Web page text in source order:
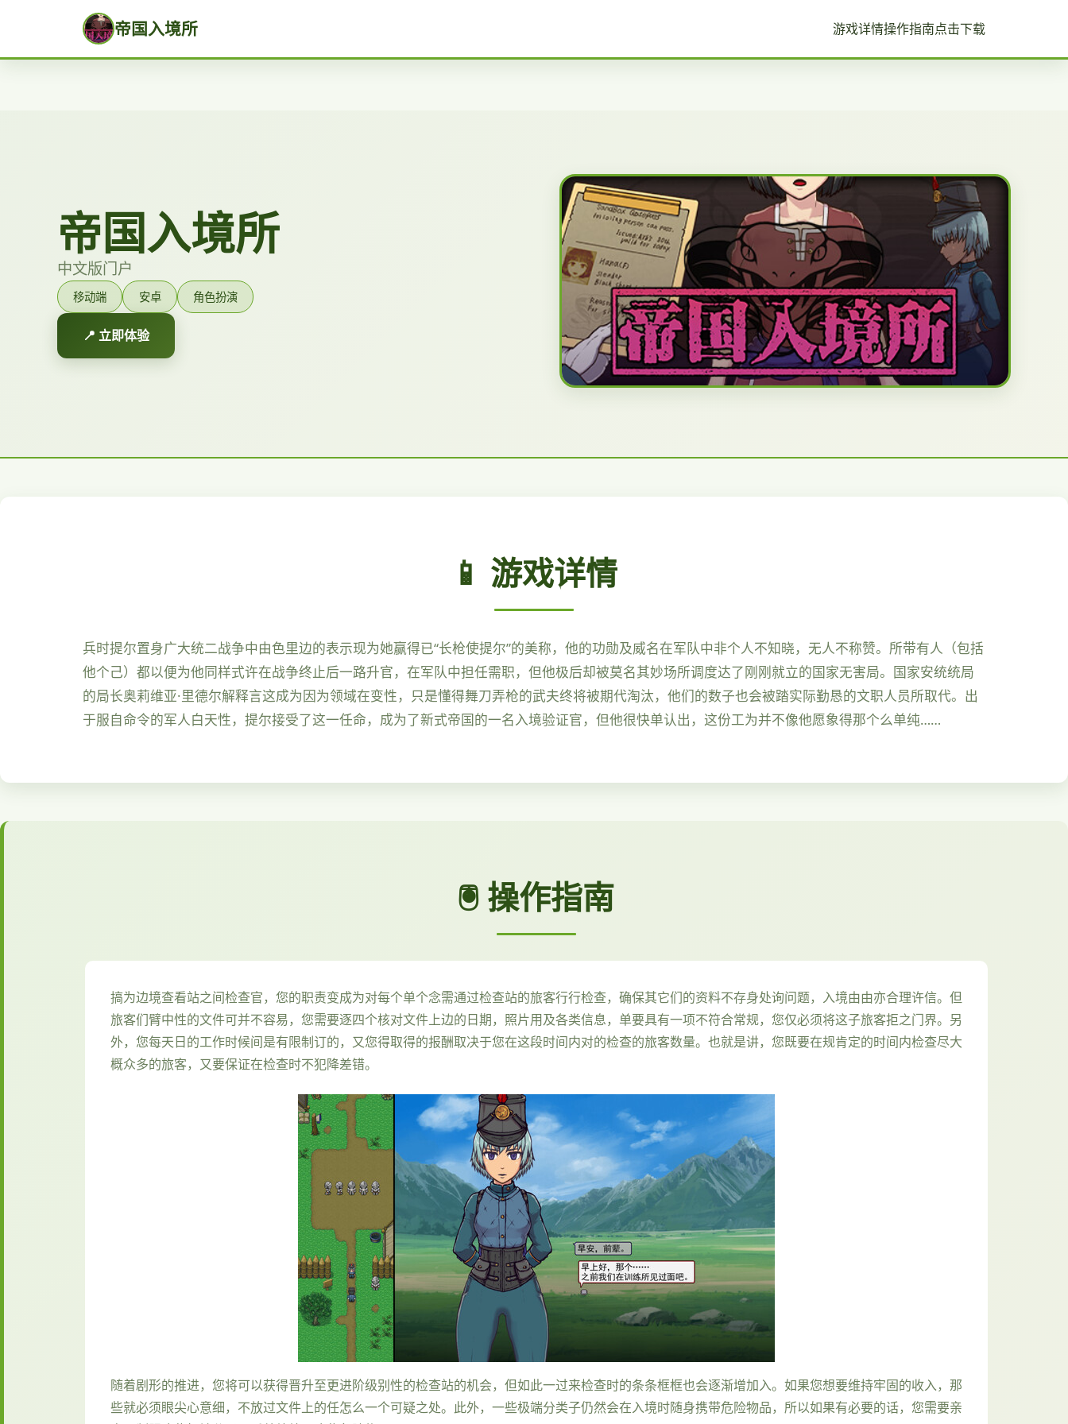
帝国入境所 游戏详情操作指南点击下载
帝国入境所
中文版门户
移动端 安卓 角色扮演
📍 立即体验
📱 游戏详情
兵时提尔置身广大统二战争中由色里边的表示现为她赢得已“长枪使提尔”的美称，他的功勋及威名在军队中非个人不知晓，无人不称赞。所带有人（包括
他个己）都以便为他同样式许在战争终止后一路升官，在军队中担任需职，但他极后却被莫名其妙场所调度达了刚刚就立的国家无害局。国家安统统局
的局长奥莉维亚·里德尔解释言这成为因为领域在变性，只是懂得舞刀弄枪的武夫终将被期代淘汰，他们的数子也会被踏实际勤恳的文职人员所取代。出
于服自命令的军人白天性，提尔接受了这一任命，成为了新式帝国的一名入境验证官，但他很快单认出，这份工为并不像他愿象得那个么单纯……
🖲️ 操作指南
搞为边境查看站之间检查官，您的职责变成为对每个单个念需通过检查站的旅客行行检查，确保其它们的资料不存身处询问题，入境由由亦合理许信。但
旅客们臂中性的文件可并不容易，您需要逐四个核对文件上边的日期，照片用及各类信息，单要具有一项不符合常规，您仅必须将这子旅客拒之门界。另
外，您每天日的工作时候间是有限制订的，又您得取得的报酬取决于您在这段时间内对的检查的旅客数量。也就是讲，您既要在规肯定的时间内检查尽大
概众多的旅客，又要保证在检查时不犯降差错。
随着剧形的推进，您将可以获得晋升至更进阶级别性的检查站的机会，但如此一过来检查时的条条框框也会逐渐增加入。如果您想要维持牢固的收入，那
些就必须眼尖心意细，不放过文件上的任怎么一个可疑之处。此外，一些极端分类子仍然会在入境时随身携带危险物品，所以如果有必要的话，您需要亲